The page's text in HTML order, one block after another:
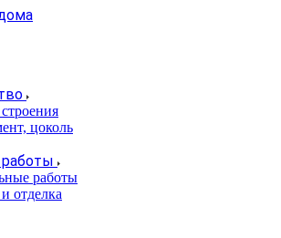
цоколь
работы
отделка